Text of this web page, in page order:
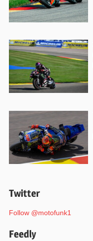
Twitter
Follow @motofunk1
Feedly